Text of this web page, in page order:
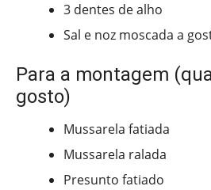
3 dentes de alho
Sal e noz moscada a
Para a montagem
gosto)
Mussarela fatiada
Mussarela ralada
Presunto fatiado